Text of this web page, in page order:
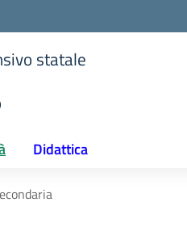
statale
Didattica